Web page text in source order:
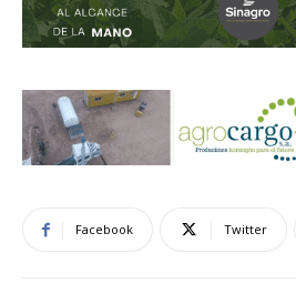
Facebook Twitter